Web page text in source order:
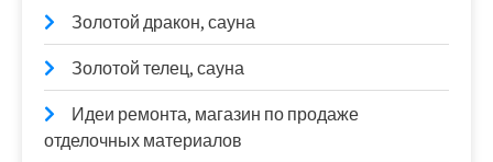
Золотой дракон, сауна
Золотой телец, сауна
Идеи ремонта, магазин по продаже
отделочных материалов